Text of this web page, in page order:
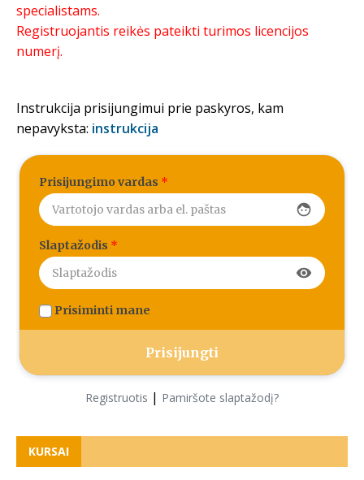
specialistams.
Registruojantis reikės pateikti turimos licencijos
numerį.
Instrukcija prisijungimui prie paskyros, kam
nepavyksta: instrukcija
Prisijungimo vardas *
face
Slaptažodis *
visibility
Prisiminti mane
Registruotis | Pamiršote slaptažodį?
KURSAI